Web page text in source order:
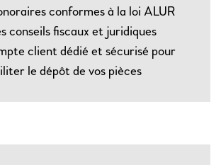
conformes à la loi ALUR
conseils fiscaux et juridiques
client dédié et sécurisé pour
le dépôt de vos pièces